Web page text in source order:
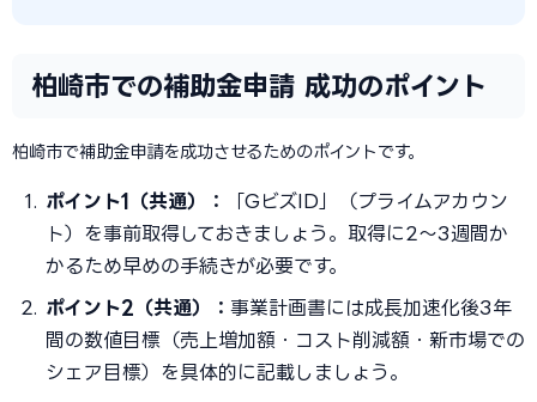
柏崎市での補助金申請 成功のポイント
柏崎市で補助金申請を成功させるためのポイントです。
ポイント1（共通）：
「GビズID」（プライムアカウン
ト）を事前取得しておきましょう。取得に2〜3週間か
かるため早めの手続きが必要です。
ポイント2（共通）： 事業計画書には成長加速化後3年
間の数値目標（売上増加額・コスト削減額・新市場での
シェア目標）を具体的に記載しましょう。